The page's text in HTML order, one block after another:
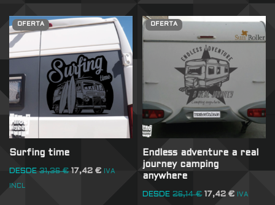
OFERTA
Surfing time
DESDE 31,36€ 17,42 € IVA
INCL
OFERTA
Endless adventure a real
journey camping
anywhere
DESDE 26,14€ 17,42€ IVA